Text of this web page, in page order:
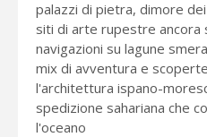
palazzi di pietra, dimore
siti di arte rupestre ancora
navigazioni su lagune
mix di avventura e
l'architettura ispano-
spedizione sahariana che
l'oceano